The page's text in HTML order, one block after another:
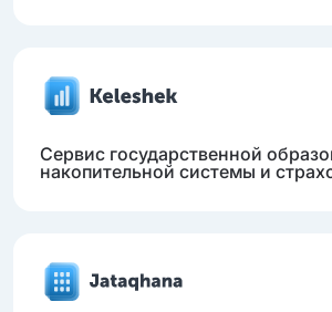
Сервис государственной
накопительной системы и